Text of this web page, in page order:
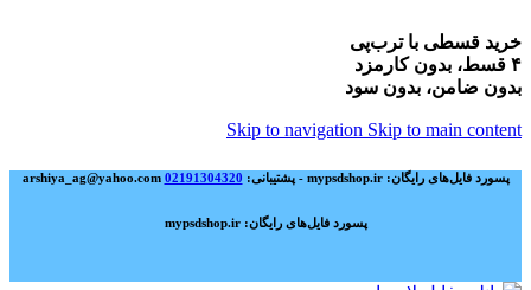
خرید قسطی با ترب‌پی
۴ قسط، بدون کارمزد
بدون ضامن، بدون سود
Skip to navigation Skip to main content
پسورد فایل‌های رایگان: mypsdshop.ir - پشتیبانی: arshiya_ag@yahoo.com 02191304320
پسورد فایل‌های رایگان: mypsdshop.ir